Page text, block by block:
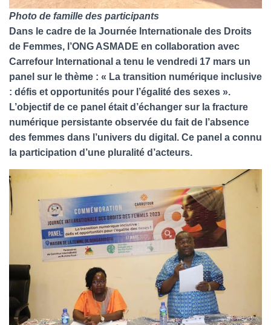
Photo de famille des participants
Dans le cadre de la Journée Internationale des Droits
de Femmes, l’ONG ASMADE en collaboration avec
Carrefour International a tenu le vendredi 17 mars un
panel sur le thème : « La transition numérique inclusive
: défis et opportunités pour l’égalité des sexes ».
L’objectif de ce panel était d’échanger sur la fracture
numérique persistante observée du fait de l’absence
des femmes dans l’univers du digital. Ce panel a connu
la participation d’une pluralité d’acteurs.